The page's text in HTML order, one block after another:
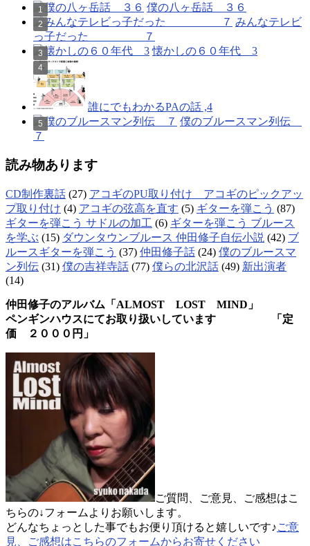
僕の八ヶ岳話 ３６
みんなテレビ
っ子だった ７
懐かしの６０年代 3
誰にでもわかるPAの話 ,4
僕のブルースマン列伝
７
読み物あります
CD制作裏話 (27) アコギのPU取り付け アコギのピックアッ
プ取り付け (4) アコギの弦高を直す (5) ギターを弾こう (87)
ギターを弾こう サドルの加工 (6) ギターを弾こう ブルース
を学ぶ (15) ダウンタウンブルース 仲田修子自伝小説 (42) ブ
ルースギターを弾こう (37) 仲田修子話 (24) 僕のブルースマ
ン列伝 (31) 僕の吉祥寺話 (77) 僕らの北沢話 (49) 新出演者
(14)
仲田修子のアルバム「ALMOST LOST MIND」
ペンギンハウスにてお取り扱いしています 「定
価 ２０００円」
ご質問、ご意見、ご感想はこ
ちらの↓フォームよりお願いします。
どんなちょっとした事でもお便り頂けると嬉しいです♪ご意
見、ご感想はこちらのフォームからお寄せください